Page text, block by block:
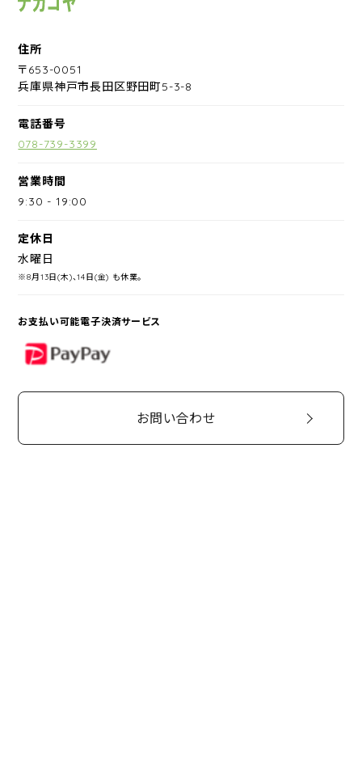
住所
〒653-0051
兵庫県神戸市長田区野田町5-3-8
電話番号
078-739-3399
営業時間
9:30 -19:00
定休日
水曜日
※8月13日(木)、14日(金) も休業。
お支払い可能電子決済サービス
PayPay
お問い合わせ